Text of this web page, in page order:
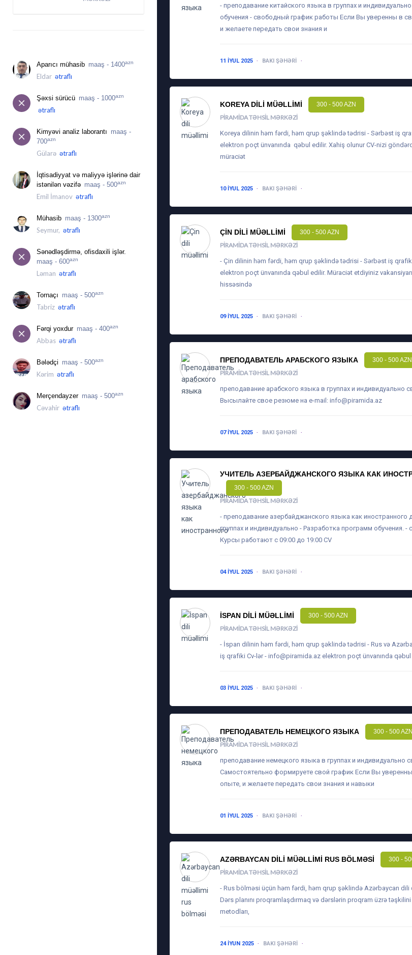
Aparıcı mühasib maaş - 1400azn
Eldar ətraflı
Şəxsi sürücü maaş - 1000azn
ətraflı
Kimyəvi analiz laborantı maaş -
700azn
Gülarə ətraflı
İqtisadiyyat və maliyyə işlərinə dair
istənilən vəzifə maaş - 500azn
Emil İmanov ətraflı
Mühasib maaş - 1300azn
Seymur, ətraflı
Sənədləşdirmə, ofisdaxili işlər.
maaş - 600azn
Ləman ətraflı
Tornaçı maaş - 500azn
Tabriz ətraflı
Fərqi yoxdur maaş - 400azn
Abbas ətraflı
Bələdçi maaş - 500azn
Kərim ətraflı
Merçendayzer maaş - 500azn
Cəvahir ətraflı
- преподавание китайского языка в группах и
обучения - свободный график работы Если Вы уверенны в
и желаете передать свои знания и
11 IYUL 2025 BAKI ŞƏHƏRI
KOREYA DILI MÜƏLLIMI 300 - 500 AZN
PIRAMIDA TƏHSIL MƏRKƏZI
Koreya dilinin həm fərdi, həm qrup şəklində tədrisi - Sərbəst iş
elektron poçt ünvanında qəbul edilir. Xahiş olunur CV-nizi
müraciət
10 IYUL 2025 BAKI ŞƏHƏRI
ÇIN DILI MÜƏLLIMI 300 - 500 AZN
PIRAMIDA TƏHSIL MƏRKƏZI
- Çin dilinin həm fərdi, həm qrup şəklində tədrisi - Sərbəst iş
elektron poçt ünvanında qəbul edilir. Müraciət etdiyiniz
hissəsində
09 IYUL 2025 BAKI ŞƏHƏRI
ПРЕПОДАВАТЕЛЬ АРАБСКОГО ЯЗЫКА 300 - 500 AZN
PIRAMIDA TƏHSIL MƏRKƏZI
преподавание арабского языка в группах и индивидуально
Высылайте свое резюме на e-mail:info@piramida.az
07 IYUL 2025 BAKI ŞƏHƏRI
УЧИТЕЛЬ АЗЕРБАЙДЖАНСКОГО ЯЗЫКА КАК
300 - 500 AZN
PIRAMIDA TƏHSIL MƏRKƏZI
- преподавание азербайджанского языка как иностранного
группах и индивидуально - Разработка программ обучения.
Курсы работают с 09:00 до 19:00 CV
04 IYUL 2025 BAKI ŞƏHƏRI
İSPAN DILI MÜƏLLIMI 300 - 500 AZN
PIRAMIDA TƏHSIL MƏRKƏZI
- İspan dilinin həm fərdi, həm qrup şəklində tədrisi - Rus və
iş qrafiki Cv-lər -info@piramida.az elektron poçt ünvanında
03 IYUL 2025 BAKI ŞƏHƏRI
ПРЕПОДАВАТЕЛЬ НЕМЕЦКОГО ЯЗЫКА 300 - 500 AZN
PIRAMIDA TƏHSIL MƏRKƏZI
преподавание немецкого языка в группах и индивидуально
Самостоятельно формируете свой график Если Вы
опыте, и желаете передать свои знания и навыки
01 IYUL 2025 BAKI ŞƏHƏRI
AZƏRBAYCAN DILI MÜƏLLIMI RUS BÖLMƏSI 300 -
PIRAMIDA TƏHSIL MƏRKƏZI
- Rus bölməsi üçün həm fərdi, həm qrup şəklində Azərbaycan
Dərs planını proqramlaşdırmaq və dərslərin proqram üzrə
metodları,
24 IYUN 2025 BAKI ŞƏHƏRI